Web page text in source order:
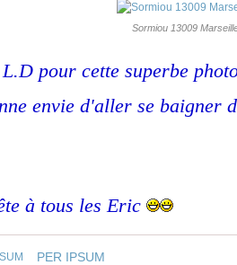
Sormiou 13009
pour cette superbe
envie d'aller se baigner
à tous les Eric
PER IPSUM